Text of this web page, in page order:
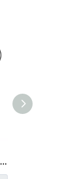
3 'abrazaderas de escape de la vuelta de acero aluminizado